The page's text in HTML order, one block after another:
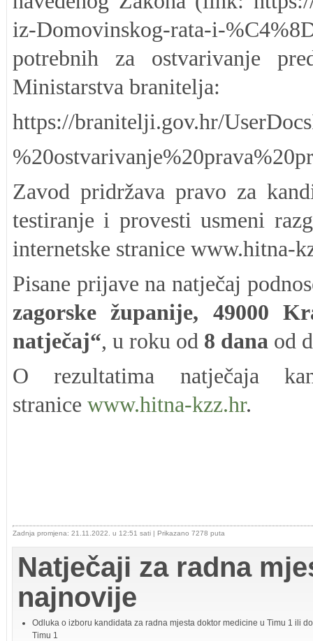
iz-Domovinskog-rata-i-
potrebnih za ostvarivanje
Ministarstva branitelja:
https://branitelji.gov.hr/
Zavod pridržava pravo za
testiranje i provesti usmeni
internetske stranice www.hitna-
Pisane prijave na natječaj
zagorske županije,
49000
natječaj“, u roku od 8 dana od
O rezultatima natječaja
stranice www.hitna-kzz.hr.
Zadnja promjena: 21.11.2022. u 12:51 sati | Prikazano 7278 puta
Natječaji za radna
najnovije
Odluka o izboru kandidata za radna mjesta doktor medicine u Timu 1 ili
Timu 1